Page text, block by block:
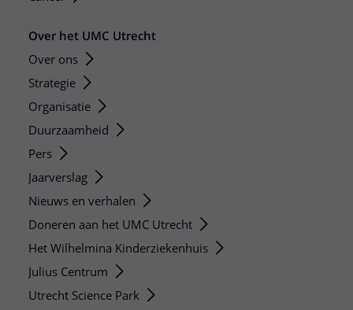
Over het UMC Utrecht
Over ons
Strategie
Organisatie
Duurzaamheid
Pers
Jaarverslag
Nieuws en verhalen
Doneren aan het UMC Utrecht
Het Wilhelmina Kinderziekenhuis
Julius Centrum
Utrecht Science Park